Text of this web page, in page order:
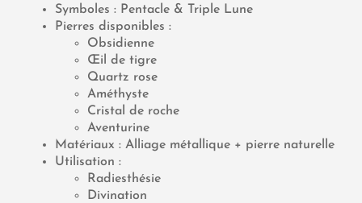
Symboles : Pentacle & Triple Lune
Pierres disponibles :
Obsidienne
Œil de tigre
Quartz rose
Améthyste
Cristal de roche
Aventurine
Matériaux : Alliage métallique + pierre naturelle
Utilisation :
Radiesthésie
Divination